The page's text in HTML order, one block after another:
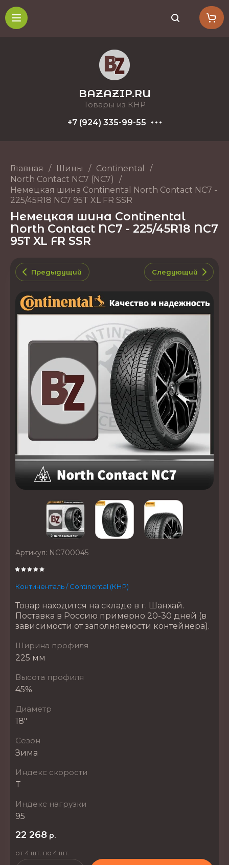
BAZAZIP.RU
Товары из КНР
+7 (924) 335-99-55
Главная / Шины / Continental
/
North Contact NC7 (NC7)
/
Немецкая шина Continental North Contact NC7 -
225/45R18 NC7 95T XL FR SSR
Немецкая шина Continental
North Contact NC7 - 225/45R18 NC7
95T XL FR SSR
Предыдущий Следующий
Артикул: NC700045
Континенталь / Continental (КНР)
Товар находится на складе в г. Шанхай.
Поставка в Россию примерно 20-30 дней (в
зависимости от заполняемости контейнера).
Ширина профиля
225 мм
Высота профиля
45%
Диаметр
18"
Сезон
Зима
Индекс скорости
T
Индекс нагрузки
95
22 268 р.
от 4 шт. по 4 шт.